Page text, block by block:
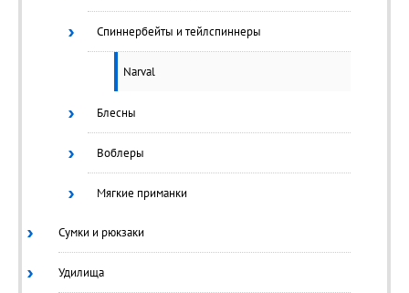
Спиннербейты и тейлспиннеры
Narval
Блесны
Воблеры
Мягкие приманки
Сумки и рюкзаки
Удилища